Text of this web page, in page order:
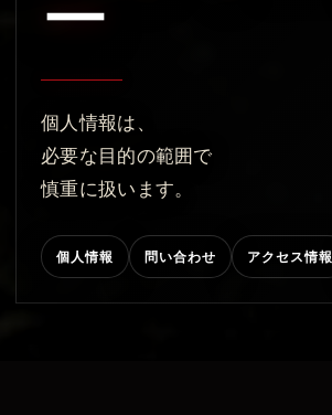
ー
個人情報は、
必要な目的の範囲で
慎重に扱います。
個人情報 問い合わせ アクセス情報